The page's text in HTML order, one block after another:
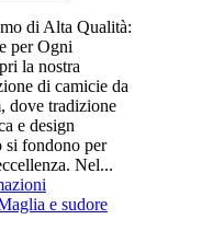
di Alta Qualità:
per Ogni
la nostra
di camicie da
dove tradizione
e design
si fondono per
Nel...
e sudore